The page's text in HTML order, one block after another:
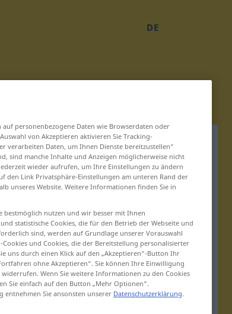
DE
... hippomobile
personenbezogene Daten wie Browserdaten oder
von Akzeptieren aktivieren Sie Tracking-
verarbeiten Daten, um Ihnen Dienste bereitzustellen“
sind manche Inhalte und Anzeigen möglicherweise nicht
wieder aufrufen, um Ihre Einstellungen zu ändern
den Link Privatsphäre-Einstellungen am unteren Rand der
unseres Website. Weitere Informationen finden Sie in
bestmöglich nutzen und wir besser mit Ihnen
statistische Cookies, die für den Betrieb der Webseite und
sind, werden auf Grundlage unserer Vorauswahl
und Cookies, die der Bereitstellung personalisierter
uns durch einen Klick auf den „Akzeptieren“-Button Ihr
ohne Akzeptieren“. Sie können Ihre Einwilligung
Wenn Sie weitere Informationen zu den Cookies
Sie einfach auf den Button „Mehr Optionen“.
entnehmen Sie ansonsten unserer Datenschutzerklärung.